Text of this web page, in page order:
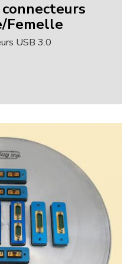
connecteurs
Femelle
USB 3.0